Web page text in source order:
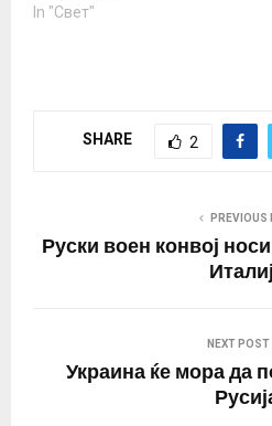
кои се за напуштање на
треба да ја напушти ЕУ,
In "Свет"
SHARE 2
PREVIOUS
Руски воен конвој
NEXT POST
Украина ќе мора да